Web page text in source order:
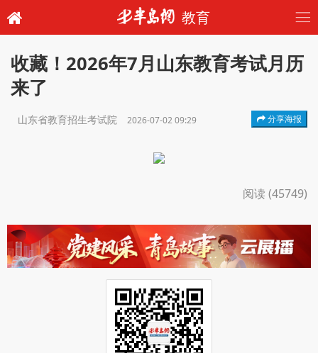
教育
收藏！2026年7月山东教育考试月历
来了
山东省教育招生考试院 2026-07-02 09:29 分享海报
阅读 (45749)